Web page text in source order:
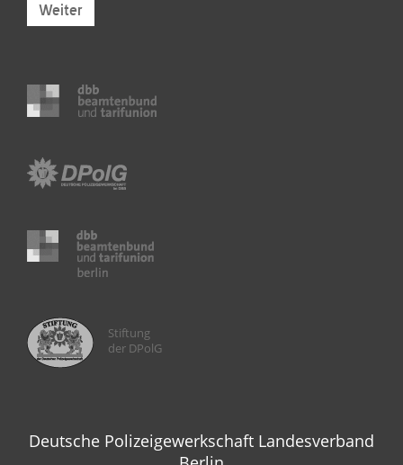
Weiter
Stiftung
der DPolG
Deutsche Polizeigewerkschaft Landesverband